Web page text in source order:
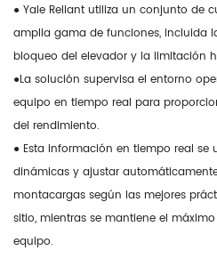
● Yale Reliant utiliza un conjunto de
amplia gama de funciones, incluida
bloqueo del elevador y la limitación
●La solución supervisa el entorno
equipo en tiempo real para
del rendimiento.
● Esta información en tiempo real se
dinámicas y ajustar
montacargas según las mejores
sitio, mientras se mantiene el
equipo.